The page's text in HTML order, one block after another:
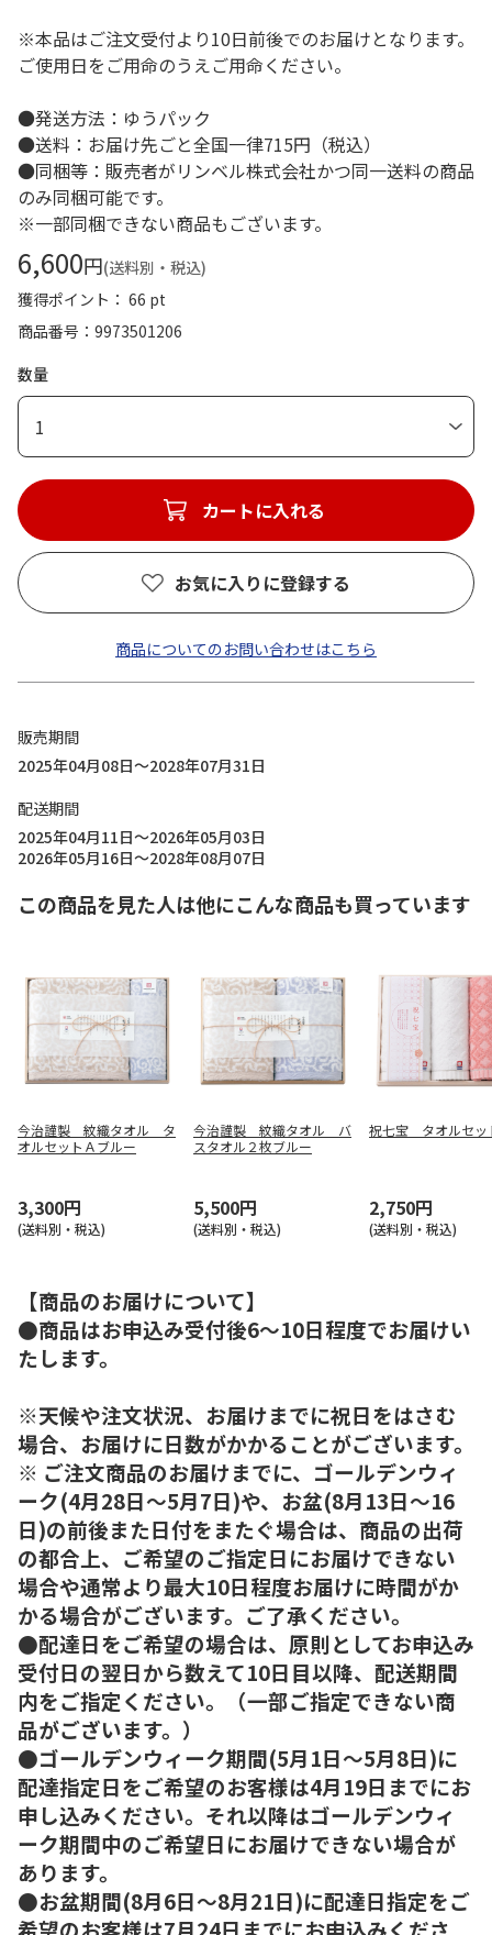
※本品はご注文受付より10日前後でのお届けとなります。
ご使用日をご用命のうえご用命ください。
●発送方法：ゆうパック
●送料：お届け先ごと全国一律715円（税込）
●同梱等：販売者がリンベル株式会社かつ同一送料の商品
のみ同梱可能です。
※一部同梱できない商品もございます。
6,600円(送料別・税込)
獲得ポイント： 66 pt
商品番号
9973501206
数量
1
カートに入れる
お気に入りに登録する
商品についてのお問い合わせはこちら
販売期間
2025年04月08日～2028年07月31日
配送期間
2025年04月11日～2026年05月03日
2026年05月16日～2028年08月07日
この商品を見た人は他にこんな商品も買っています
今治謹製 紋織タオル タ
オルセットＡブルー
3,300円
(送料別・税込)
今治謹製 紋織タオル バ
スタオル２枚ブルー
5,500円
(送料別・税込)
祝七宝 タオルセッ
2,750円
(送料別・税込)
【商品のお届けについて】
●商品はお申込み受付後6～10日程度でお届けい
たします。
※天候や注文状況、お届けまでに祝日をはさむ
場合、お届けに日数がかかることがございます。
※ ご注文商品のお届けまでに、ゴールデンウィ
ーク(4月28日～5月7日)や、お盆(8月13日～16
日)の前後また日付をまたぐ場合は、商品の出荷
の都合上、ご希望のご指定日にお届けできない
場合や通常より最大10日程度お届けに時間がか
かる場合がございます。ご了承ください。
●配達日をご希望の場合は、原則としてお申込み
受付日の翌日から数えて10日目以降、配送期間
内をご指定ください。（一部ご指定できない商
品がございます。）
●ゴールデンウィーク期間(5月1日～5月8日)に
配達指定日をご希望のお客様は4月19日までにお
申し込みください。それ以降はゴールデンウィ
ーク期間中のご希望日にお届けできない場合が
あります。
●お盆期間(8月6日～8月21日)に配達日指定をご
希望のお客様は7月24日までにお申込みくださ